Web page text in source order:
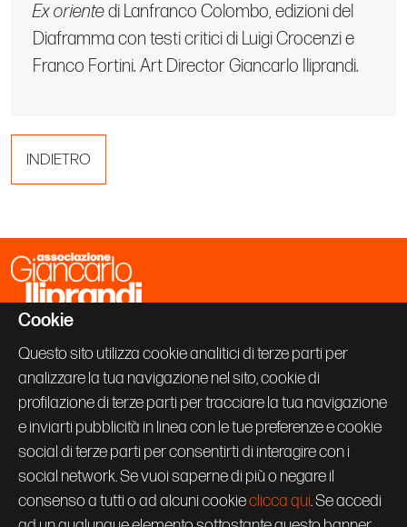
Cookie
Questo sito utilizza cookie analitici di terze parti per
analizzare la tua navigazione nel sito, cookie di
profilazione di terze parti per tracciare la tua navigazione
e inviarti pubblicità in linea con le tue preferenze e cookie
social di terze parti per consentirti di interagire con i
social network. Se vuoi saperne di più o negare il
consenso a tutti o ad alcuni cookieclicca qui. Se accedi
Ex orientedi Lanfranco Colombo, edizioni del
Diaframma con testi critici di Luigi Crocenzi e
Franco Fortini. Art Director Giancarlo Iliprandi.
INDIETRO
Associazione Giancarlo Iliprandi
20131 Milano
+39 02 70600843
info@giancarloiliprandi.net
PRIVACY POLICY
COOKIE
CREDITS